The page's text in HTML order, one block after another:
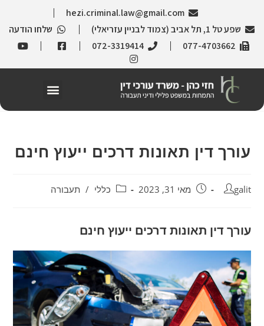
hezi.criminal.law@gmail.com
שפע טל 1, תל אביב (צמוד לבניין עזריאלי)
שלחו הודעה
077-4703662
072-3319414
עורך דין תאונות דרכים ייעוץ חינם
galit מאי 31, 2023 כללי / תעבורה
עורך דין תאונות דרכים ייעוץ חינם